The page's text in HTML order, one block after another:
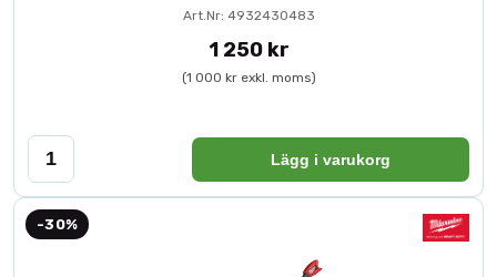
Art.Nr: 4932430483
1 250 kr
(1 000 kr exkl. moms)
Lägg i varukorg
-30%